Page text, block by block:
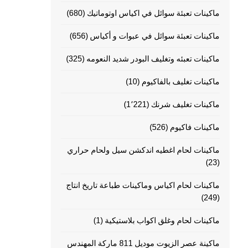
ماكينات تعبئة سوائل في اكياس اوتوماتيك (680)
ماكينات تعبئة سوائل في عبوات و أكياس (656)
ماكينات تعبئه وتغليف البودر شديد النعومه (325)
ماكينات تغليف بالفاكيوم (10)
ماكينات تغليف شرنك (1٬221)
ماكينات فاكيوم (526)
ماكينات لحام اغطيه اندكشن سيل ولحام حراري
(23)
ماكينات لحام اكياس وماكينات طباعة تاريخ انتاج
(249)
ماكينات لحام وغلق اكواب بلاستيكية (1)
ماكينة عصر الزيوت موديل 811 ماركة المهندس